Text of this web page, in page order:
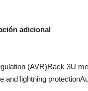
adicional
(AVR)Rack 3U
and lightning